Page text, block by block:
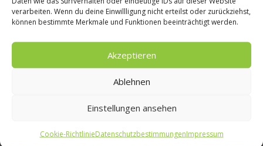
verarbeiten. Wenn du deine Einwillligung nicht erteilst oder zurückziehst,
können bestimmte Merkmale und Funktionen beeinträchtigt werden.
Akzeptieren
Ablehnen
Einstellungen ansehen
Cookie-RichtlinieDatenschutzbestimmungenImpressum
Obst zubereitet, sind sie ein Vitaminspender par Excellence.
Natürlich kann man Smoothies aber auch mit Gemüse
zubereiten, wie das Rezept für den Green Smoothie beweist....